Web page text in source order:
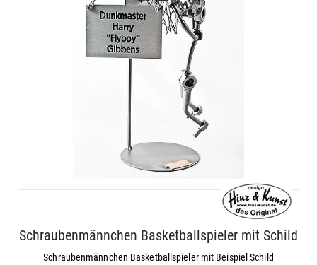
Schraubenmännchen Basketballspieler mit Schild
Schraubenmännchen Basketballspieler mit Beispiel Schild